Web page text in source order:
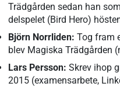
Trädgården sedan han
delspelet (Bird Hero)
Björn Norrliden: Tog fram
blev Magiska Trädgården
Lars Persson: Skrev ihop
2015 (examensarbete,